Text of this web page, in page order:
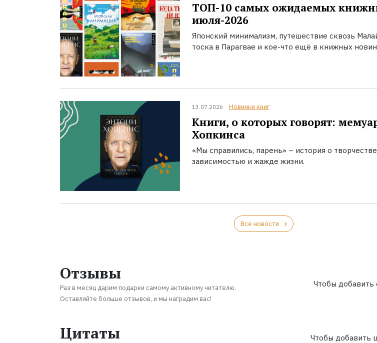
ТОП-10 самых ожидаемых
июля-2026
Японский минимализм, путешествие сквозь
тоска в Парагвае и кое-что ещё в книжных
13.07.2026 Новинки книг
Книги, о которых говорят:
Хопкинса
«Мы справились, парень» – история о
зависимостью и жажде жизни.
Все новости
Отзывы
Раз в месяц дарим подарки самому активному читателю.
Оставляйте больше отзывов, и мы наградим вас!
Чтобы
Цитаты Чтобы добавить